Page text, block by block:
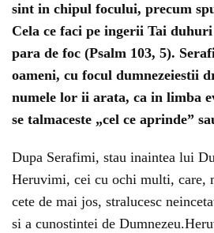
sint in chipul focului, precum
Cela ce faci pe ingerii Tai duhuri
para de foc (Psalm 103, 5).
oameni, cu focul dumnezeiestii
numele lor ii arata, ca in limba
se talmaceste „cel ce aprinde”
Dupa Serafimi, stau inaintea lui
Heruvimi, cei cu ochi multi, care,
cete de mai jos, stralucesc
si a cunostintei de